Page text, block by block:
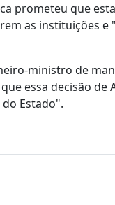
prometeu que
as instituições e
ministro de
essa decisão de
Estado".